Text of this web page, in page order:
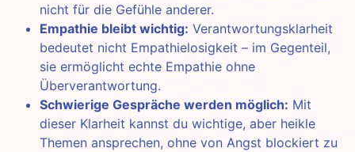
nicht für die Gefühle anderer.
Empathie bleibt wichtig: Verantwortungsklarheit
bedeutet nicht Empathielosigkeit – im Gegenteil,
sie ermöglicht echte Empathie ohne
Überverantwortung.
Schwierige Gespräche werden möglich: Mit
dieser Klarheit kannst du wichtige, aber heikle
Themen ansprechen, ohne von Angst blockiert zu